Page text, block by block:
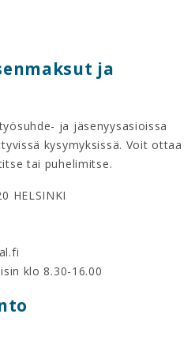
ja
ja jäsenyysasioissa
kysymyksissä. Voit ottaa
tai puhelimitse.
HELSINKI
klo 8.30-16.00